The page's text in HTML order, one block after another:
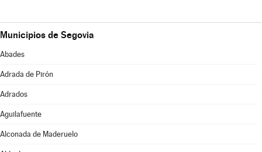
Municipios de Segovia
Abades
Adrada de Pirón
Adrados
Aguilafuente
Alconada de Maderuelo